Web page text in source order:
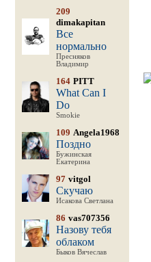
209
dimakapitan
Все
нормально
Пресняков
Владимир
164 PITT
What Can I
Do
Smokie
109 Angela1968
Поздно
Бужинская
Екатерина
97 vitgol
Скучаю
Исакова Светлана
86 vas707356
Назову тебя
облаком
Быков Вячеслав